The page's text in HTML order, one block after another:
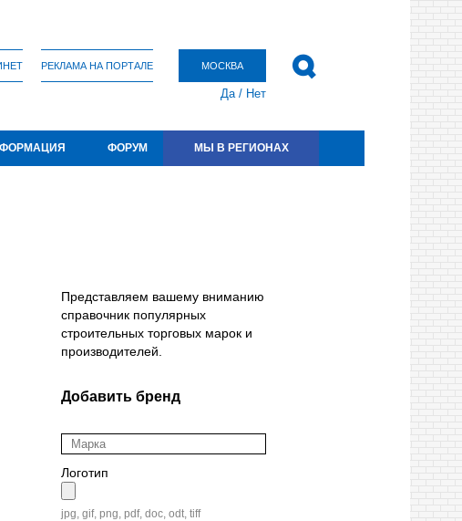
РЕКЛАМА НА ПОРТАЛЕ МОСКВА
Да/ Нет
ФОРУМ МЫ В РЕГИОНАХ
Представляем вашему вниманию
справочник популярных
строительных торговых марок и
производителей.
Добавить бренд
Логотип
jpg, gif, png, pdf, doc, odt, tiff